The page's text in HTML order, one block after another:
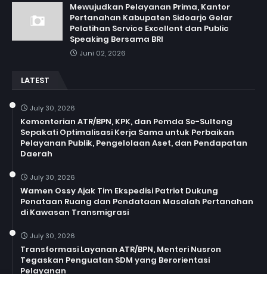
Mewujudkan Pelayanan Prima, Kantor
Pertanahan Kabupaten Sidoarjo Gelar
Pelatihan Service Excellent dan Public
Speaking Bersama BRI
Juni 02, 2026
LATEST
July 30, 2026
Kementerian ATR/BPN, KPK, dan Pemda Se-Sulteng
Sepakati Optimalisasi Kerja Sama untuk Perbaikan
Pelayanan Publik, Pengelolaan Aset, dan Pendapatan
Daerah
July 30, 2026
Wamen Ossy Ajak Tim Ekspedisi Patriot Dukung
Penataan Ruang dan Pendataan Masalah Pertanahan
di Kawasan Transmigrasi
July 30, 2026
Transformasi Layanan ATR/BPN, Menteri Nusron
Tegaskan Penguatan SDM yang Berorientasi
Pelayanan